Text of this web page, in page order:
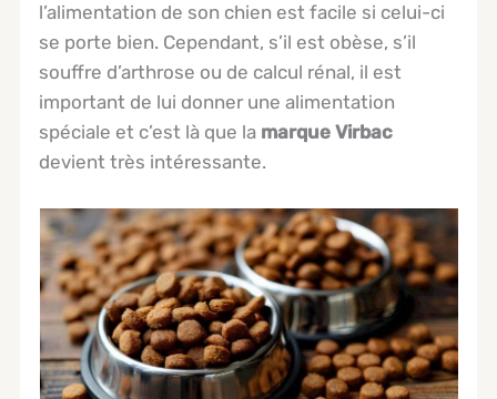
l’alimentation de son chien est facile si celui-ci
se porte bien. Cependant, s’il est obèse, s’il
souffre d’arthrose ou de calcul rénal, il est
important de lui donner une alimentation
spéciale et c’est là que la marque Virbac
devient très intéressante.